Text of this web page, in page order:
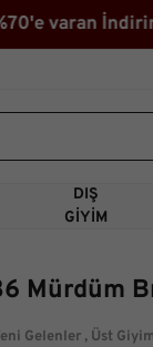
DIŞ
GIYIM
Mürdüm
Gelenler , Üst Giyim